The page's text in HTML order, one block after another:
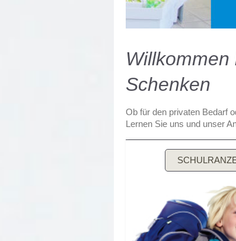
Schenken
Ob für den privaten Bedarf
Lernen Sie uns und unser